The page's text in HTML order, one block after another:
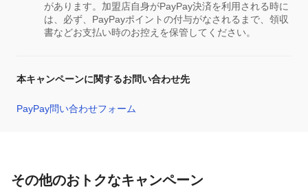
があります。加盟店自身がPayPay決済を利用される時に
は、必ず、PayPayポイントの付与がなされるまで、領収
書などお支払い時のお控えを保管してください。
本キャンペーンに関するお問い合わせ先
PayPay問い合わせフォーム
その他のおトクなキャンペーン